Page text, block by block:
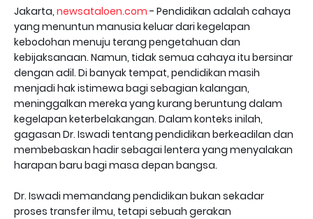
Jakarta, newsataloen.com - Pendidikan adalah cahaya
yang menuntun manusia keluar dari kegelapan
kebodohan menuju terang pengetahuan dan
kebijaksanaan. Namun, tidak semua cahaya itu bersinar
dengan adil. Di banyak tempat, pendidikan masih
menjadi hak istimewa bagi sebagian kalangan,
meninggalkan mereka yang kurang beruntung dalam
kegelapan keterbelakangan. Dalam konteks inilah,
gagasan Dr. Iswadi tentang pendidikan berkeadilan dan
membebaskan hadir sebagai lentera yang menyalakan
harapan baru bagi masa depan bangsa.
Dr. Iswadi memandang pendidikan bukan sekadar
proses transfer ilmu, tetapi sebuah gerakan